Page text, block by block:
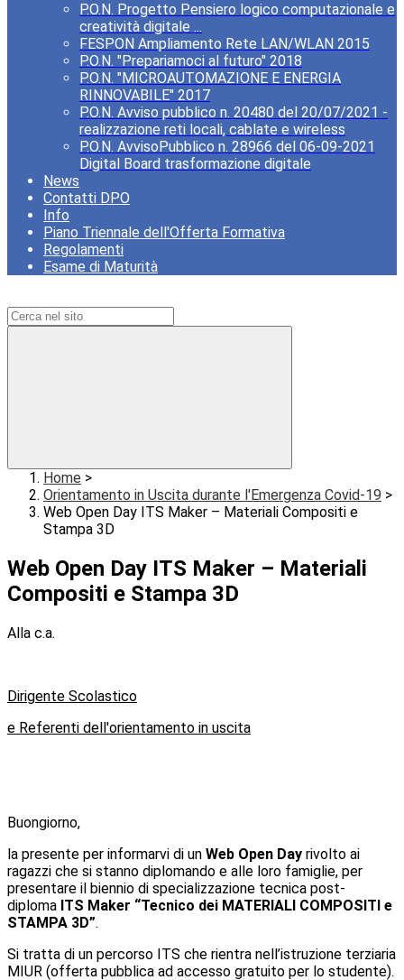
P.O.N. Progetto Pensiero logico computazionale e
creatività digitale ...
FESPON Ampliamento Rete LAN/WLAN 2015
P.O.N. "Prepariamoci al futuro" 2018
P.O.N. "MICROAUTOMAZIONE E ENERGIA
RINNOVABILE" 2017
P.O.N. Avviso pubblico n. 20480 del 20/07/2021 -
realizzazione reti locali, cablate e wireless
P.O.N. AvvisoPubblico n. 28966 del 06-09-2021
Digital Board trasformazione digitale
News
Contatti DPO
Info
Piano Triennale dell'Offerta Formativa
Regolamenti
Esame di Maturità
Home >
Orientamento in Uscita durante l'Emergenza Covid-19 >
Web Open Day ITS Maker – Materiali Compositi e
Stampa 3D
Web Open Day ITS Maker – Materiali
Compositi e Stampa 3D
Alla c.a.
Dirigente Scolastico
e Referenti dell'orientamento in uscita
Buongiorno,
la presente per informarvi di un Web Open Day rivolto ai
ragazzi che si stanno diplomando e alle loro famiglie, per
presentare il biennio di specializzazione tecnica post-
diploma ITS Maker “Tecnico dei MATERIALI COMPOSITI e
STAMPA 3D”.
Si tratta di un percorso ITS che rientra nell’istruzione terziaria
MIUR (offerta pubblica ad accesso gratuito per lo studente).